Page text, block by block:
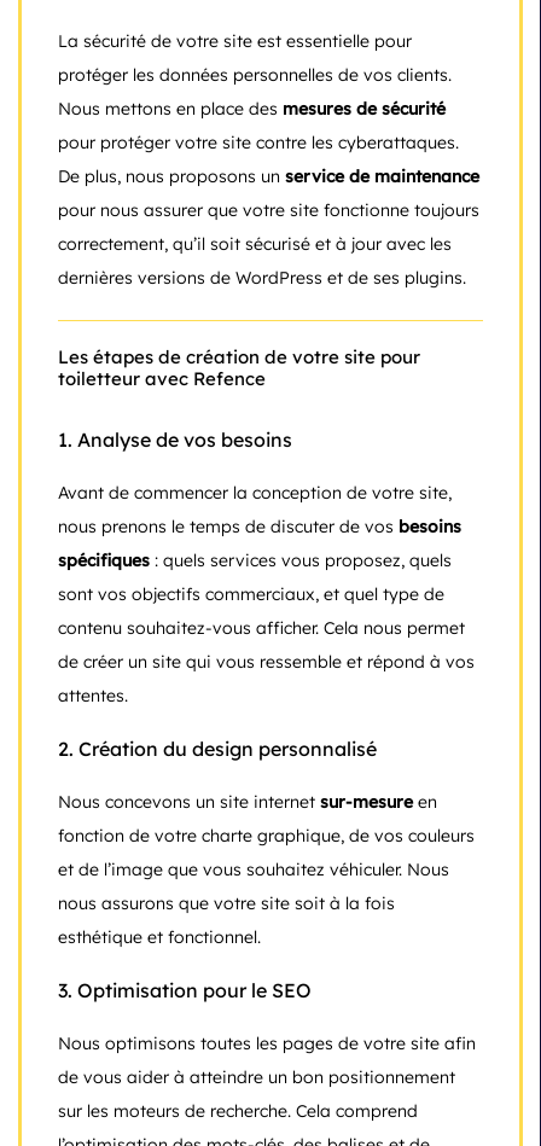
La sécurité de votre site est essentielle pour
protéger les données personnelles de vos clients.
Nous mettons en place des mesures de sécurité
pour protéger votre site contre les cyberattaques.
De plus, nous proposons un service de maintenance
pour nous assurer que votre site fonctionne toujours
correctement, qu’il soit sécurisé et à jour avec les
dernières versions de WordPress et de ses plugins.
Les étapes de création de votre site pour
toiletteur avec Refence
1. Analyse de vos besoins
Avant de commencer la conception de votre site,
nous prenons le temps de discuter de vos besoins
spécifiques : quels services vous proposez, quels
sont vos objectifs commerciaux, et quel type de
contenu souhaitez-vous afficher. Cela nous permet
de créer un site qui vous ressemble et répond à vos
attentes.
2. Création du design personnalisé
Nous concevons un site internet sur-mesureen
fonction de votre charte graphique, de vos couleurs
et de l’image que vous souhaitez véhiculer. Nous
nous assurons que votre site soit à la fois
esthétique et fonctionnel.
3. Optimisation pour le SEO
Nous optimisons toutes les pages de votre site afin
de vous aider à atteindre un bon positionnement
sur les moteurs de recherche. Cela comprend